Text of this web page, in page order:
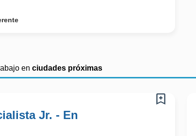
en ciudades próximas
Jr. - En